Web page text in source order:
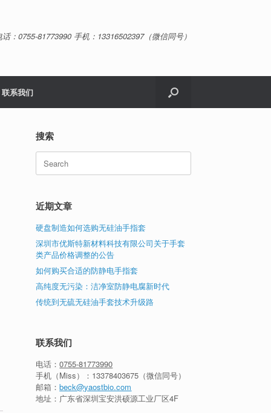
：0755-81773990 手机：13316502397（微信同号）
联系我们
搜索
Search
for:
近期文章
硬盘制造如何选购无硅油手指套
深圳市优斯特新材料科技有限公司关于手套
类产品价格调整的公告
如何购买合适的防静电手指套
高纯度无污染：洁净室防静电腐新时代
传统到无硫无硅油手套技术升级路
联系我们
电话：0755-81773990
手机（Miss）： 13378403675 （微信同号）
邮箱：beck@yaostbio.com
地址：广东省深圳宝安洪硕源工业厂区4F